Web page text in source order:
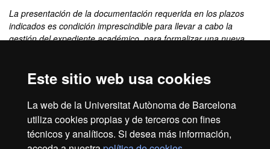
Este sitio web usa cookies
La web de la Universitat Autònoma de Barcelona
utiliza cookies propias y de terceros con fines
técnicos y analíticos. Si desea más información,
La presentación de la documentación requerida en los plazos
indicados es condición imprescindible para llevar a cabo la
gestión del expediente académico, para formalizar una nueva
etc.).
determinar la condición de víctima de violencia machista en el
ámbito de la pareja a los efectos de exención de precios y tasas
universitarias aprobada por el Consejo Interuniversitario de
Cataluña, donde se establece la vigencia de estos documentos a